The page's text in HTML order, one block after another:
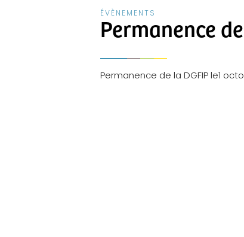
ÉVÈNEMENTS
Permanence
Permanence de la DGFIP le1